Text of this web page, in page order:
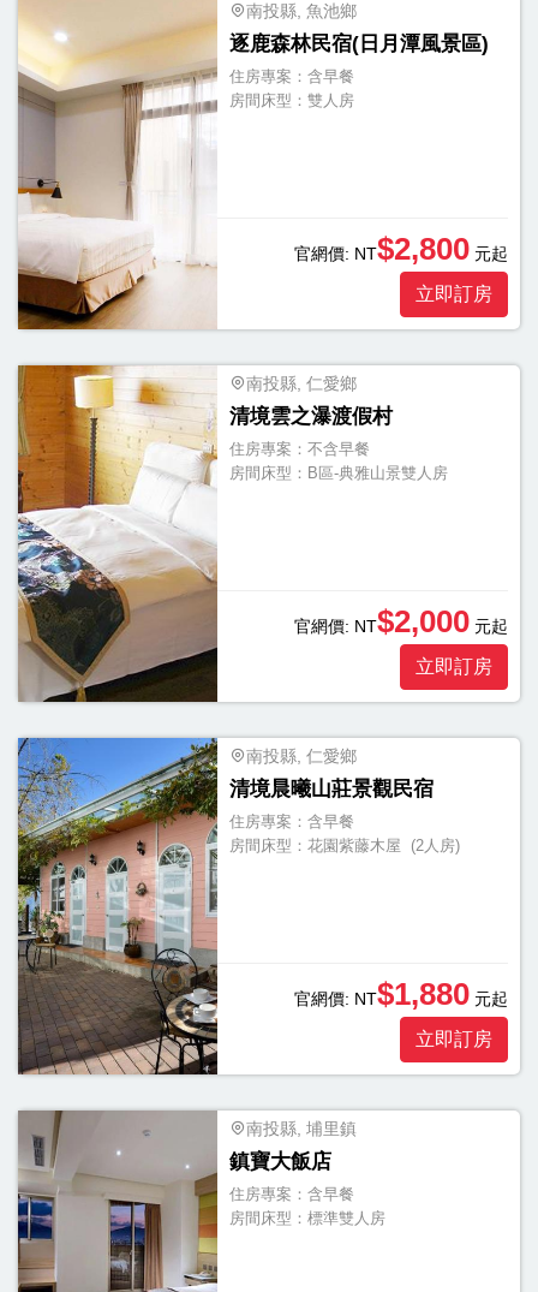
南投縣, 魚池鄉
逐鹿森林民宿(日月潭風景區)
住房專案： 含早餐
房間床型： 雙人房
官網價: NT$2,800 元起
立即訂房
南投縣, 仁愛鄉
清境雲之瀑渡假村
住房專案： 不含早餐
房間床型： B區-典雅山景雙人房
官網價: NT$2,000 元起
立即訂房
南投縣, 仁愛鄉
清境晨曦山莊景觀民宿
住房專案： 含早餐
房間床型： 花園紫藤木屋 (2人房)
官網價: NT$1,880 元起
立即訂房
南投縣, 埔里鎮
鎮寶大飯店
住房專案： 含早餐
房間床型： 標準雙人房